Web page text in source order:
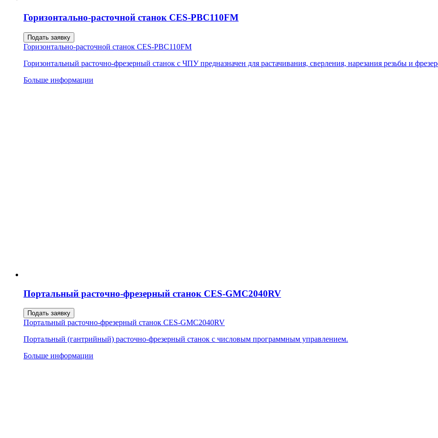
Горизонтально-расточной станок CES-PBC110FM
Подать заявку
Горизонтально-расточной станок CES-PBC110FM
Горизонтальный расточно-фрезерный станок с ЧПУ предназначен для растачивания, сверления, нарезания резьбы и
Больше информации
Портальный расточно-фрезерный станок CES-GMC2040RV
Подать заявку
Портальный расточно-фрезерный станок CES-GMC2040RV
Портальный (гантрийный) расточно-фрезерный станок с числовым программным управлением.
Больше информации